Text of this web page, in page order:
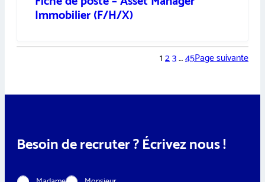
Immobilier (F/H/X)
123…45Page suivante
Besoin de recruter ? Écrivez nous !